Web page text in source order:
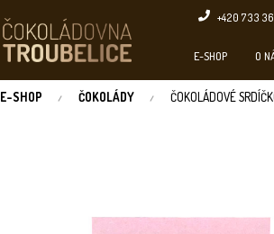
+420 733
E-SHOP O
E-SHOP ČOKOLÁDY ČOKOLÁDOVÉ